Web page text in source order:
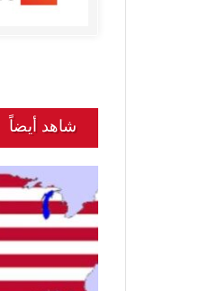
شاهد أيضاً